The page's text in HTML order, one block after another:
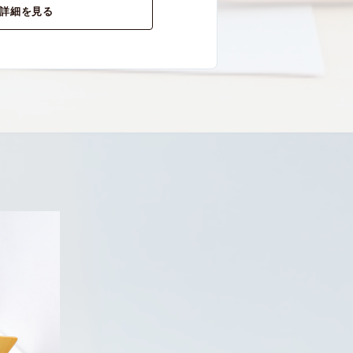
詳細を見る